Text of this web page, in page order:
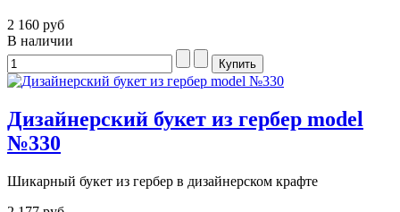
2 160 руб
В наличии
Дизайнерский букет из гербер model
№330
Шикарный букет из гербер в дизайнерском крафте